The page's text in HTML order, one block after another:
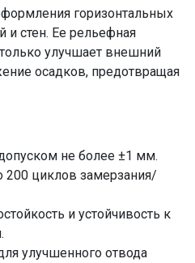
горизонтальных
и стен. Ее рельефная
улучшает внешний
осадков, предотвращая
не более ±1 мм.
200 циклов замерзания/
и устойчивость к
улучшенного отвода